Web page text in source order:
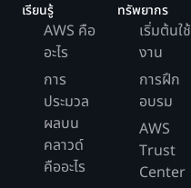
เรียนรู้
AWS คือ
อะไร
การ
ประมวล
ผลบน
คลาวด์
คืออะไร
ทรัพยากร
เริ่มต้นใช้
งาน
การฝึก
อบรม
AWS
Trust
Center